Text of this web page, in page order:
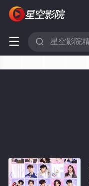
 